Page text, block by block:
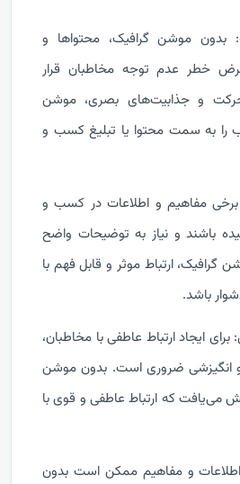
بدون موشن گرافیک، محتواها و
خطر عدم توجه مخاطبان قرار
و جذابیت‌های بصری، موشن
را به سمت محتوا یا تبلیغ کسب و
برخی مفاهیم و اطلاعات در کسب و
باشند و نیاز به توضیحات واضح
گرافیک، ارتباط موثر و قابل فهم با
باشد.
ایجاد ارتباط عاطفی با مخاطبان،
و انگیزشی ضروری است. بدون موشن
می‌یافت که ارتباط عاطفی و قوی با
و مفاهیم ممکن است بدون